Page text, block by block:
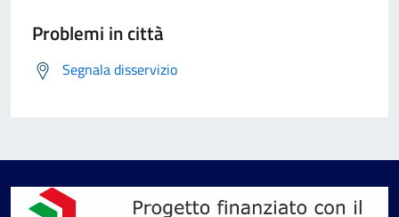
Problemi in città
Segnala disservizio